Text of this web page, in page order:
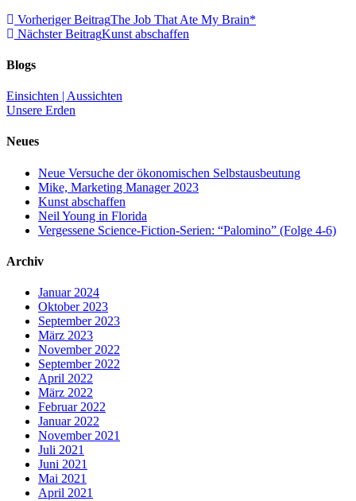
Weitere
Artikel
ansehen
Vorheriger BeitragThe Job That Ate My Brain*
Nächster BeitragKunst abschaffen
Blogs
Einsichten | Aussichten
Unsere Erden
Neues
Neue Versuche der ökonomischen Selbstausbeutung
Mike, Marketing Manager 2023
Kunst abschaffen
Neil Young in Florida
Vergessene Science-Fiction-Serien: “Palomino” (Folge 4-6)
Archiv
Januar 2024
Oktober 2023
September 2023
März 2023
November 2022
September 2022
April 2022
März 2022
Februar 2022
Januar 2022
November 2021
Juli 2021
Juni 2021
Mai 2021
April 2021